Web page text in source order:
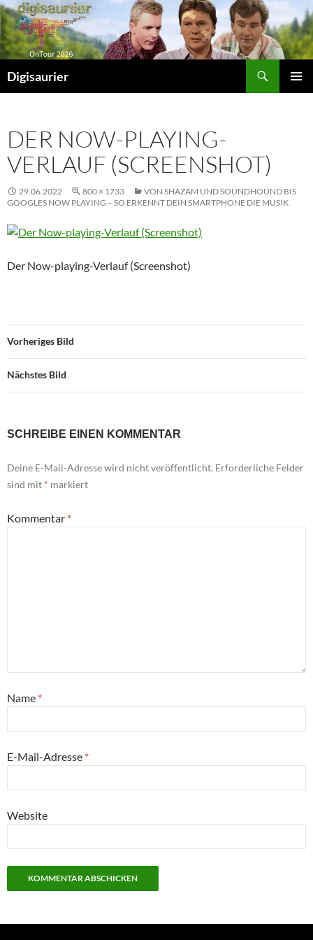
Zum
Inhalt
springen
Digisaurier
DER NOW-PLAYING-
VERLAUF (SCREENSHOT)
29.06.2022 800 × 1733
VON SHAZAM UND SOUNDHOUND BIS
GOOGLES NOW PLAYING – SO ERKENNT DEIN SMARTPHONE DIE MUSIK
Der Now-playing-Verlauf (Screenshot)
Vorheriges Bild
Nächstes Bild
SCHREIBE EINEN KOMMENTAR
Deine E-Mail-Adresse wird nicht veröffentlicht. Erforderliche Felder
sind mit * markiert
Kommentar *
Name *
E-Mail-Adresse *
Website